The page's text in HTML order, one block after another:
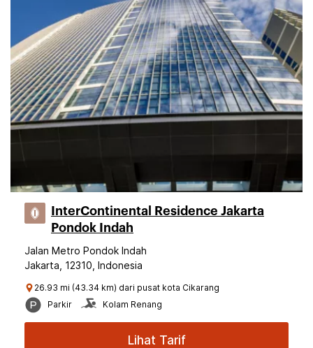
InterContinental Residence Jakarta
Pondok Indah
Jalan Metro Pondok Indah
Jakarta, 12310, Indonesia
26.93 mi (43.34 km) dari pusat kota Cikarang
Parkir
Kolam Renang
Lihat Tarif